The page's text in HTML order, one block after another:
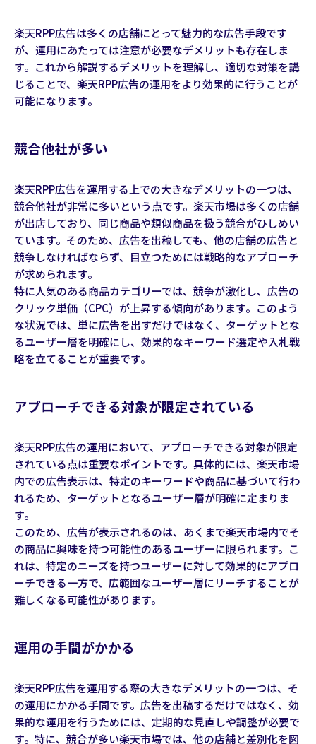
楽天RPP広告は多くの店舗にとって魅力的な広告手段です
が、運用にあたっては注意が必要なデメリットも存在しま
す。これから解説するデメリットを理解し、適切な対策を講
じることで、楽天RPP広告の運用をより効果的に行うことが
可能になります。
競合他社が多い
楽天RPP広告を運用する上での大きなデメリットの一つは、
競合他社が非常に多いという点です。楽天市場は多くの店舗
が出店しており、同じ商品や類似商品を扱う競合がひしめい
ています。そのため、広告を出稿しても、他の店舗の広告と
競争しなければならず、目立つためには戦略的なアプローチ
が求められます。
特に人気のある商品カテゴリーでは、競争が激化し、広告の
クリック単価（CPC）が上昇する傾向があります。このよう
な状況では、単に広告を出すだけではなく、ターゲットとな
るユーザー層を明確にし、効果的なキーワード選定や入札戦
略を立てることが重要です。
アプローチできる対象が限定されている
楽天RPP広告の運用において、アプローチできる対象が限定
されている点は重要なポイントです。具体的には、楽天市場
内での広告表示は、特定のキーワードや商品に基づいて行わ
れるため、ターゲットとなるユーザー層が明確に定まりま
す。
このため、広告が表示されるのは、あくまで楽天市場内でそ
の商品に興味を持つ可能性のあるユーザーに限られます。こ
れは、特定のニーズを持つユーザーに対して効果的にアプロ
ーチできる一方で、広範囲なユーザー層にリーチすることが
難しくなる可能性があります。
運用の手間がかかる
楽天RPP広告を運用する際の大きなデメリットの一つは、そ
の運用にかかる手間です。広告を出稿するだけではなく、効
果的な運用を行うためには、定期的な見直しや調整が必要で
す。特に、競合が多い楽天市場では、他の店舗と差別化を図